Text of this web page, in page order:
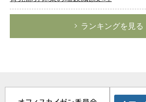
ランキングを見る